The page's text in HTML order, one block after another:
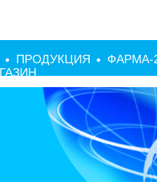
ПРОДУКЦИЯ
ФАРМА-